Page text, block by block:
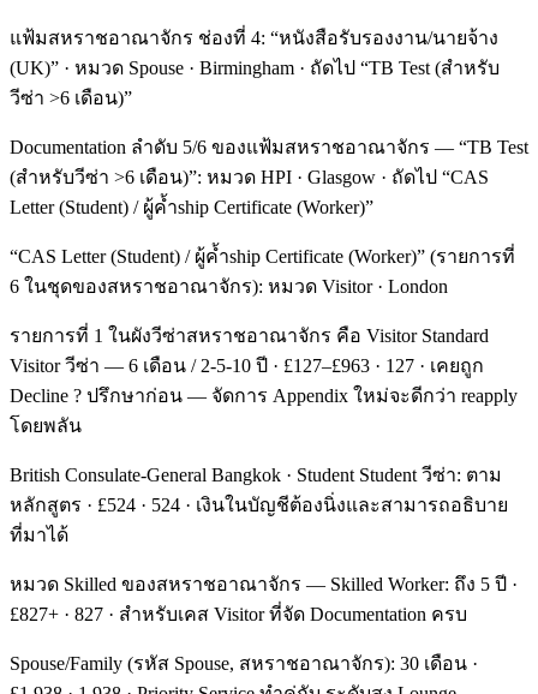
แฟ้มสหราชอาณาจักร ช่องที่ 4: “หนังสือรับรองงาน/นายจ้าง
(UK)” · หมวด Spouse · Birmingham · ถัดไป “TB Test (สำหรับ
วีซ่า >6 เดือน)”
Documentation ลำดับ 5/6 ของแฟ้มสหราชอาณาจักร — “TB Test
(สำหรับวีซ่า >6 เดือน)”: หมวด HPI · Glasgow · ถัดไป “CAS
Letter (Student) / ผู้ค้ำship Certificate (Worker)”
“CAS Letter (Student) / ผู้ค้ำship Certificate (Worker)” (รายการที่
6 ในชุดของสหราชอาณาจักร): หมวด Visitor · London
รายการที่ 1 ในผังวีซ่าสหราชอาณาจักร คือ Visitor Standard
Visitor วีซ่า — 6 เดือน / 2-5-10 ปี · £127–£963 · 127 · เคยถูก
Decline ? ปรึกษาก่อน — จัดการ Appendix ใหม่จะดีกว่า reapply
โดยพลัน
British Consulate-General Bangkok · Student Student วีซ่า: ตาม
หลักสูตร · £524 · 524 · เงินในบัญชีต้องนิ่งและสามารถอธิบาย
ที่มาได้
หมวด Skilled ของสหราชอาณาจักร — Skilled Worker: ถึง 5 ปี ·
£827+ · 827 · สำหรับเคส Visitor ที่จัด Documentation ครบ
Spouse/Family (รหัส Spouse, สหราชอาณาจักร): 30 เดือน ·